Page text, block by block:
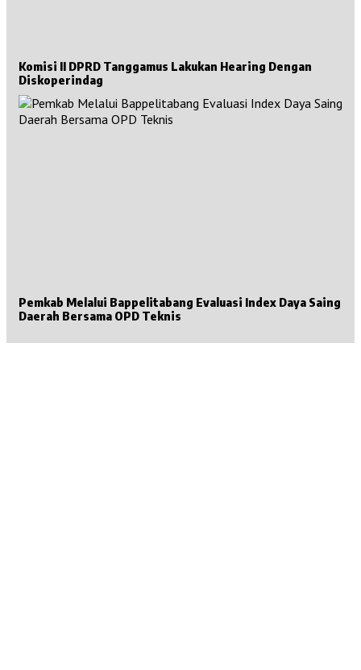
Komisi II DPRD Tanggamus Lakukan Hearing Dengan
Diskoperindag
Pemkab Melalui Bappelitabang Evaluasi Index Daya Saing
Daerah Bersama OPD Teknis